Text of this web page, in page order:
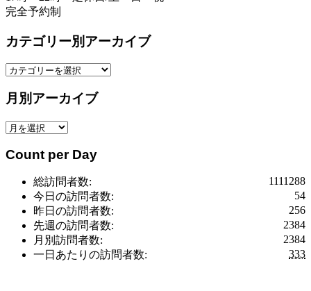
完全予約制
カテゴリー別アーカイブ
カ
ゴ
ー
ア
月別アーカイブ
月
ア
Count per Day
1111288
総訪問者数:
54
今日の訪問者数:
256
昨日の訪問者数:
2384
先週の訪問者数:
2384
月別訪問者数:
333
一日あたりの訪問者数: